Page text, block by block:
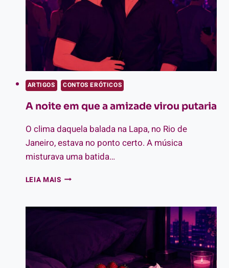
ARTIGOS CONTOS ERÓTICOS
A noite em que a amizade virou putaria
O clima daquela balada na Lapa, no Rio de
Janeiro, estava no ponto certo. A música
misturava uma batida…
LEIA MAISA
QUE